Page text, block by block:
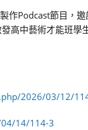
作Podcast節目，
高中藝術才能班學
2026/03/12/
14/114-3